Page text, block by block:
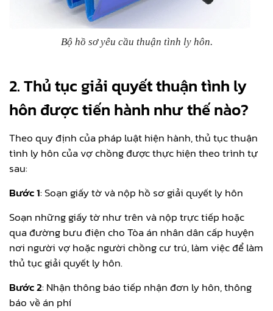
Bộ hồ sơ yêu cầu thuận tình ly hôn.
2.Thủ tục giải quyết thuận tình ly
hôn được tiến hành như thế nào?
Theo quy định của pháp luật hiện hành, thủ tục thuận
tình ly hôn của vợ chồng được thực hiện theo trình tự
sau:
Bước 1: Soạn giấy tờ và nộp hồ sơ giải quyết ly hôn
Soạn những giấy tờ như trên và nộp trực tiếp hoặc
qua đường bưu điện cho Tòa án nhân dân cấp huyện
nơi người vợ hoặc người chồng cư trú, làm việc để làm
thủ tục giải quyết ly hôn.
Bước 2: Nhận thông báo tiếp nhận đơn ly hôn, thông
báo về án phí